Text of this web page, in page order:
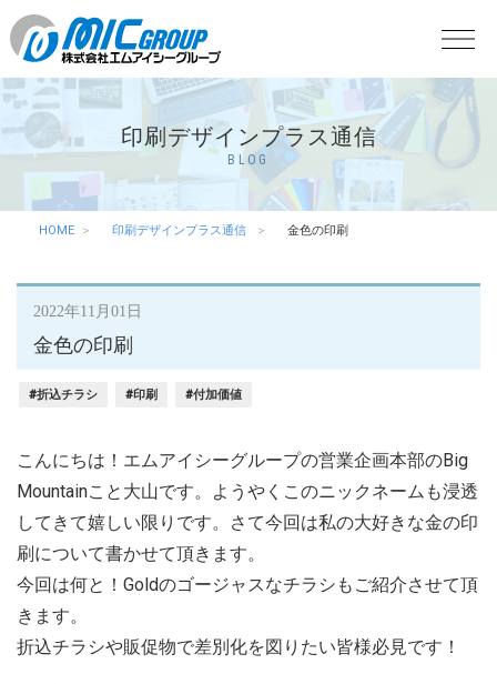
印刷デザインプラス通信
BLOG
HOME 印刷デザインプラス通信 金色の印刷
2022年11月01日
金色の印刷
#折込チラシ #印刷 #付加価値
こんにちは！エムアイシーグループの営業企画本部のBig
Mountainこと大山です。ようやくこのニックネームも浸透
してきて嬉しい限りです。さて今回は私の大好きな金の印
刷について書かせて頂きます。
今回は何と！Goldのゴージャスなチラシもご紹介させて頂
きます。
折込チラシや販促物で差別化を図りたい皆様必見です！